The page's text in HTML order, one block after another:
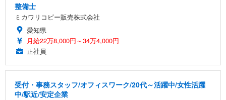
整備士
ミカワリコピー販売株式会社
愛知県
月給22万8,000円～34万4,000円
正社員
受付・事務スタッフ/オフィスワーク/20代～活躍中/女性活躍
中/駅近/安定企業